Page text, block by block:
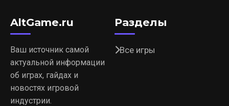
AltGame.ru
Ваш источник самой
актуальной информации
об играх, гайдах и
новостях игровой
индустрии.
Разделы
Все игры